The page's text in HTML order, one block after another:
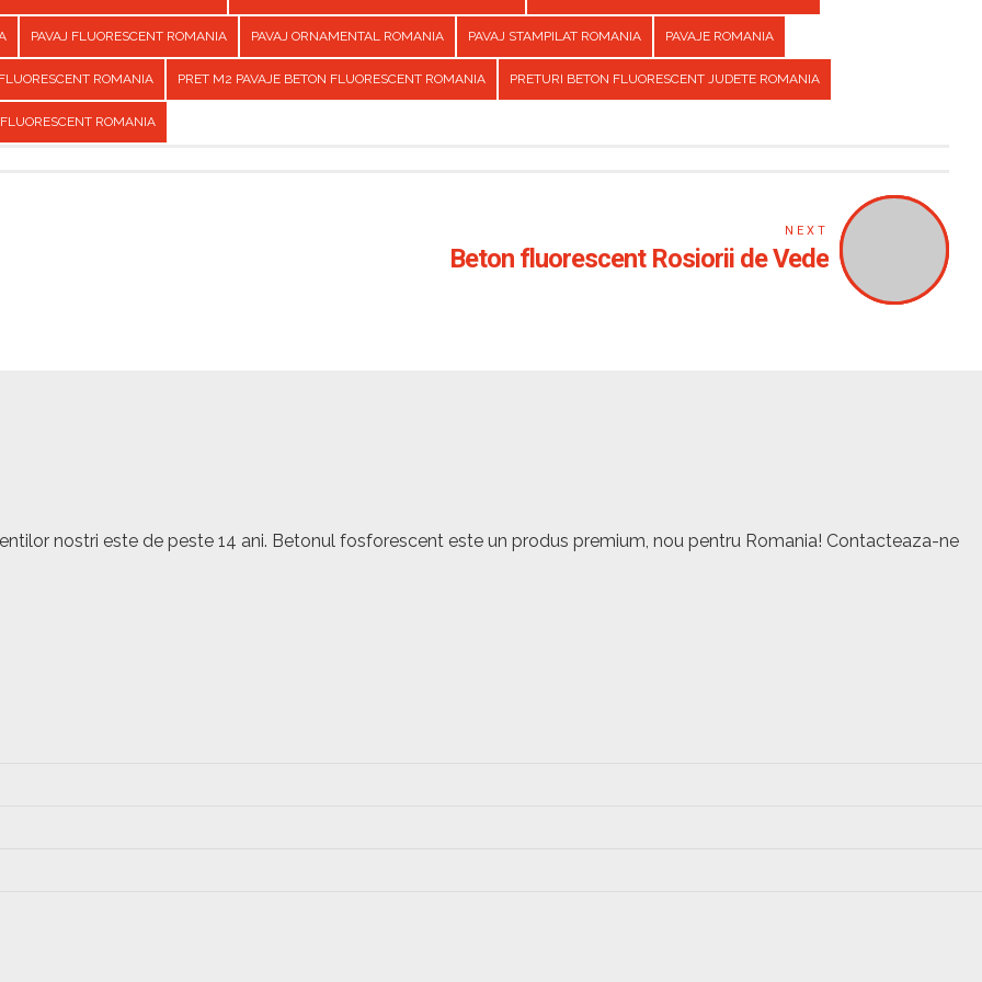
PAVAJ FLUORESCENT ROMANIA PAVAJ ORNAMENTAL ROMANIA PAVAJ STAMPILAT ROMANIA PAVAJE ROMANIA
ROMANIA PRET M2 PAVAJE BETON FLUORESCENT ROMANIA PRETURI BETON FLUORESCENT JUDETE ROMANIA
ROMANIA
NEXT
Beton fluorescent Rosiorii de Vede
nostri este de peste 14 ani. Betonul fosforescent este un produs premium, nou pentru Romania! Contacteaza-ne